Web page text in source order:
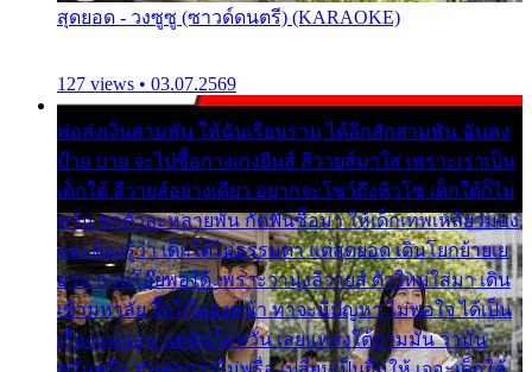
สุดยอด - วงซูซู (ซาวด์ดนตรี) (KARAOKE)
127 views • 03.07.2569
พ่อส่งเงินสามพัน ให้ฉันเรียนราม ได้อีกสักสามพัน ฉันคง
บ๊าย บาย จะไปซื้อกางเกงยีนส์ ลีวายส์มาใส่ เพราะเราเป็น
เด็กใต้ ลีวายส์อย่างเดียว อยากจะโชว์ถึงหิวโซ เด็กใต้ก็ไม่
หวั่น ตกตัวละหลายพัน กัดฟันซื้อมา ให้เด็กเทพเหลียวมอง
และต้องรู้ว่า เด็กใต้ไม่ธรรมดา แต่สุดยอด เดินโยกย้ายเย
ยวน กวนโอ๊ยพอได้ เพราะว่านุ่งลีวายส์ ตัวใหม่ใส่มา เดิน
เข้ามหาลัย จิ๊กโก๊มองหน้า ท่าจะมีปัญหา ไม่พอใจ ได้เป็น
เรื่องแน่นอน แต่ฉันไม่หวั่น เลยแหลงใต้ถามมัน ว่ามัน